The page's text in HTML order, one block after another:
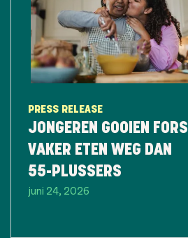
PRESS RELEASE
JONGEREN GOOIEN FORS
VAKER ETEN WEG DAN
55-PLUSSERS
juni 24, 2026